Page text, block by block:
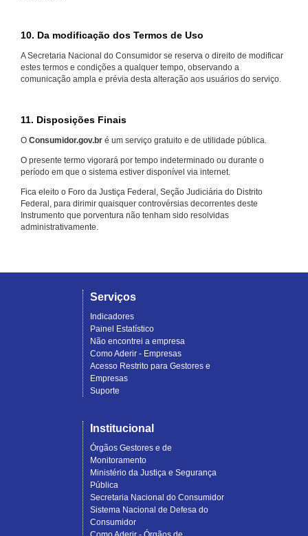
10. Da modificação dos Termos de Uso
A Secretaria Nacional do Consumidor se reserva o direito de modificar
estes termos e condições a qualquer tempo, observando a
comunicação ampla e prévia desta alteração aos usuários do serviço.
11. Disposições Finais
O Consumidor.gov.br é um serviço gratuito e de utilidade pública.
O presente termo vigorará por tempo indeterminado ou durante o
período em que o sistema estiver disponível via internet.
Fica eleito o Foro da Justiça Federal, Seção Judiciária do Distrito
Federal, para dirimir quaisquer controvérsias decorrentes deste
Instrumento que porventura não tenham sido resolvidas
administrativamente.
Serviços
Indicadores
Painel Estatístico
Não encontrei a empresa
Como Aderir - Empresas
Acesso Restrito para Gestores e
Empresas
Suporte
Institucional
Órgãos Gestores e de
Monitoramento
Ministério da Justiça e Segurança
Pública
Secretaria Nacional do Consumidor
Sistema Nacional de Defesa do
Consumidor